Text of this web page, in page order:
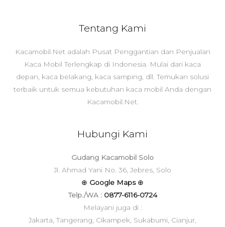
Tentang Kami
Kacamobil.Net adalah Pusat Penggantian dan Penjualan
Kaca Mobil Terlengkap di Indonesia. Mulai dari kaca
depan, kaca belakang, kaca samping, dll. Temukan solusi
terbaik untuk semua kebutuhan kaca mobil Anda dengan
Kacamobil.Net.
Hubungi Kami
Gudang Kacamobil Solo
Jl. Ahmad Yani No. 36, Jebres, Solo
⊕ Google Maps ⊕
Telp./WA : 0877-6116-0724
Melayani juga di :
Jakarta, Tangerang, Cikampek, Sukabumi, Cianjur,